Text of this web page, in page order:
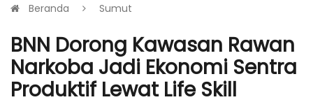
Beranda Sumut
BNN Dorong Kawasan Rawan
Narkoba Jadi Ekonomi Sentra
Produktif Lewat Life Skill